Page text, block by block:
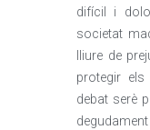
difícil i
societat
lliure de
protegir
debat serè